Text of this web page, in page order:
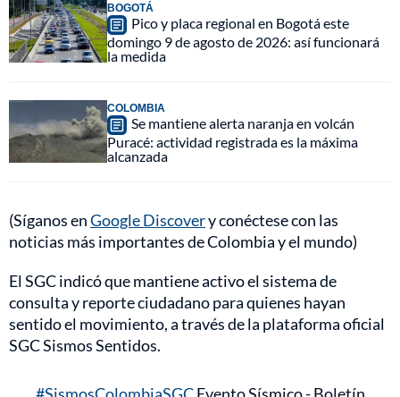
BOGOTÁ
Pico y placa regional en Bogotá este
domingo 9 de agosto de 2026: así funcionará
la medida
COLOMBIA
Se mantiene alerta naranja en volcán
Puracé: actividad registrada es la máxima
alcanzada
(Síganos enGoogle Discovery conéctese con las
noticias más importantes de Colombia y el mundo)
El SGC indicó que mantiene activo el sistema de
consulta y reporte ciudadano para quienes hayan
sentido el movimiento, a través de la plataforma oficial
SGC Sismos Sentidos.